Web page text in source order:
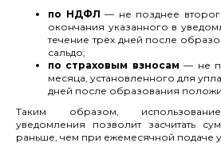
по НДФЛ — не позднее
окончания указанного в
течение трёх дней после
сальдо;
по страховым взносам— не
месяца, установленного для
дней после образования
Таким образом, использование
уведомления позволит засчитать
раньше, чем при ежемесячной подаче